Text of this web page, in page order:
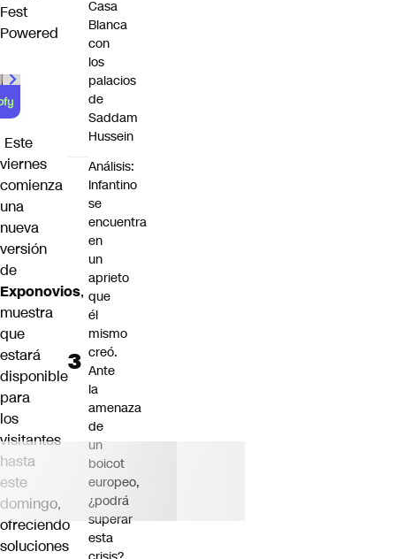
Fest
Powered
Este
viernes
comienza
una
nueva
versión
de
Exponovios,
muestra
que
estará
disponible
para
los
visitantes
hasta
este
domingo,
ofreciendo
soluciones
Casa
Blanca
con
los
palacios
de
Saddam
Hussein
Análisis:
Infantino
se
encuentra
en
un
aprieto
que
él
mismo
creó.
Ante
la
amenaza
de
un
boicot
europeo,
¿podrá
superar
esta